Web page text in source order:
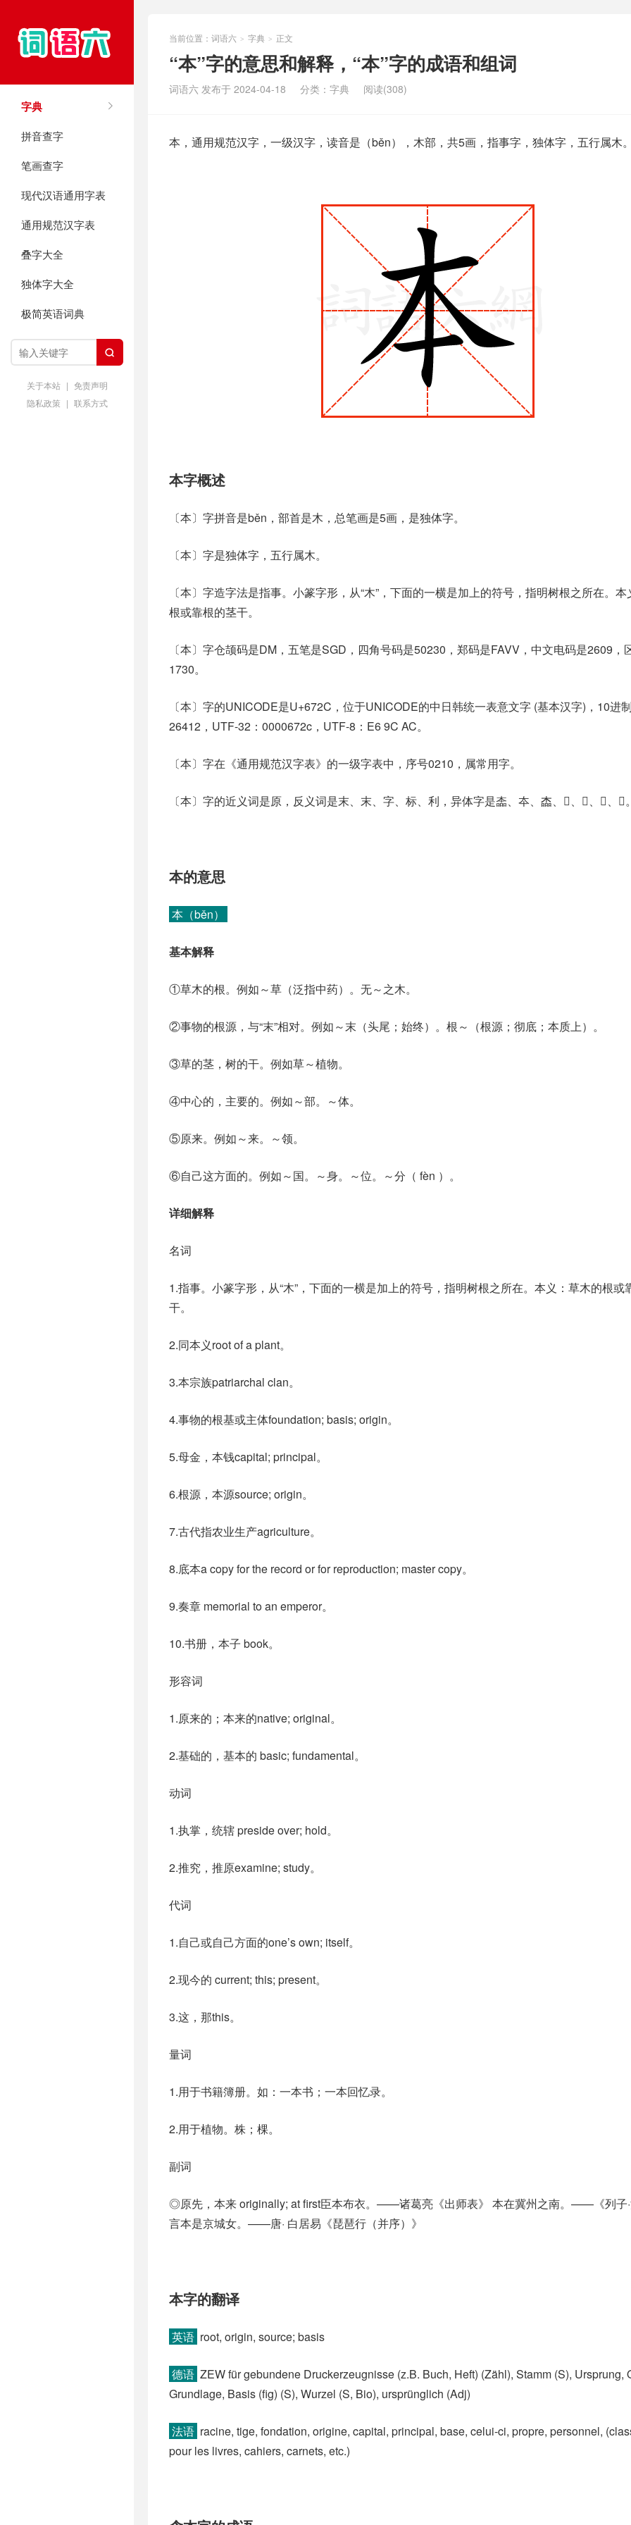
字典
拼音查字
笔画查字
现代汉语通用字表
通用规范汉字表
叠字大全
独体字大全
极简英语词典

关于本站 | 免责声明
隐私政策 | 联系方式
当前位置： 词语六 > 字典 > 正文
“本”字的意思和解释，“本”字的成语和组词
词语六 发布于 2024-04-18 分类： 字典 阅读(308)
本，通用规范汉字，一级汉字，读音是（běn），木部，共5画，指事字，独体字，五行属木
本字概述
〔本〕字拼音是běn，部首是木，总笔画是5画，是独体字。
〔本〕字是独体字，五行属木。
〔本〕字造字法是指事。小篆字形，从“木”，下面的一横是加上的符号，指明树根之所在。
根或靠根的茎干。
〔本〕字仓颉码是DM，五笔是SGD，四角号码是50230，郑码是FAVV，中文电码是2609，
1730。
〔本〕字的UNICODE是U+672C，位于UNICODE的中日韩统一表意文字 (基本汉字)，10进
26412，UTF-32：0000672c，UTF-8：E6 9C AC。
〔本〕字在《通用规范汉字表》的一级字表中，序号0210，属常用字。
〔本〕字的近义词是原，反义词是末、末、字、标、利，异体字是㮺、夲、楍、𡗧、𡴡、𡴩、𣖎
本的意思
本（běn）
基本解释
①草木的根。例如～草（泛指中药）。无～之木。
②事物的根源，与“末”相对。例如～末（头尾；始终）。根～（根源；彻底；本质上）。
③草的茎，树的干。例如草～植物。
④中心的，主要的。例如～部。～体。
⑤原来。例如～来。～领。
⑥自己这方面的。例如～国。～身。～位。～分（ fèn ）。
详细解释
名词
1.指事。小篆字形，从“木”，下面的一横是加上的符号，指明树根之所在。本义：草木的根或
干。
2.同本义root of a plant。
3.本宗族patriarchal clan。
4.事物的根基或主体foundation; basis; origin。
5.母金，本钱capital; principal。
6.根源，本源source; origin。
7.古代指农业生产agriculture。
8.底本a copy for the record or for reproduction; master copy。
9.奏章 memorial to an emperor。
10.书册，本子 book。
形容词
1.原来的；本来的native; original。
2.基础的，基本的 basic; fundamental。
动词
1.执掌，统辖 preside over; hold。
2.推究，推原examine; study。
代词
1.自己或自己方面的one’s own; itself。
2.现今的 current; this; present。
3.这，那this。
量词
1.用于书籍簿册。如：一本书；一本回忆录。
2.用于植物。株；棵。
副词
◎原先，本来 originally; at first臣本布衣。——诸葛亮《出师表》 本在冀州之南。——《列子
言本是京城女。——唐· 白居易《琵琶行（并序）》
本字的翻译
英语 root, origin, source; basis
德语 ZEW für gebundene Druckerzeugnisse (z.B. Buch, Heft)​ (Zähl)​, Stamm (S)​, Ursprung,
Grundlage, Basis (fig)​ (S)​, Wurzel (S, Bio)​, ursprünglich (Adj)
法语 racine, tige, fondation, origine, capital, principal, base, celui-ci, propre, personnel,
pour les livres, cahiers, carnets, etc.)​